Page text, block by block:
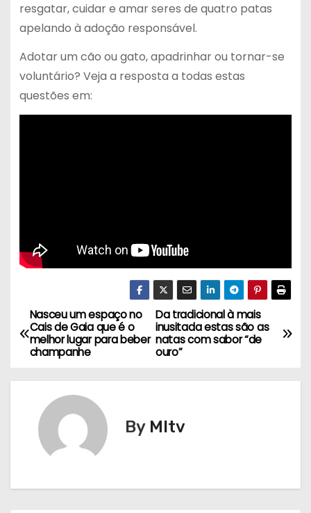
resgatar, cuidar e amar seres de quatro patas
apelando à adoção responsável.
Adotar um cão ou gato, apadrinhar ou tornar-se
voluntário? Veja a resposta a todas estas
questões em:
N
a
v
Da tradicional à mais
inusitada estas são as
natas com sabor “de
ouro”
Nasceu um espaço no
Cais de Gaia que é o
melhor lugar para beber
champanhe
By MItv